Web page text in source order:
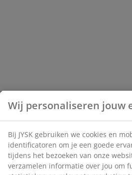
Wij personaliseren jouw
Bij JYSK gebruiken we cookies en
identificatoren om je een goede
tijdens het bezoeken van onze
verzamelen informatie over jou om